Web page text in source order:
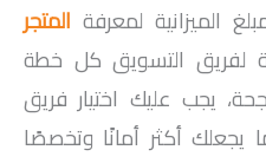
الميزانية لمعرفة المتجر
لفريق التسويق كل خطة
يجب عليك اختيار فريق
أكثر أمانًا وتخصصًا